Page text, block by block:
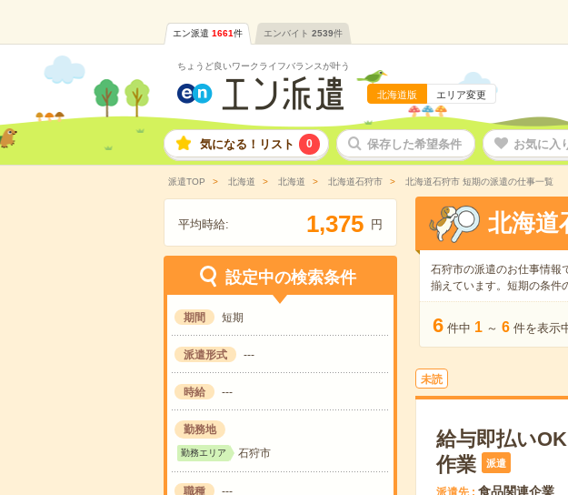
エン派遣 1661件 エンバイト 2539件
ちょうど良いワークライフバランスが叶う
北海道版 エリア変更
気になる！リスト 0 保存した希望条件 お気に入
派遣TOP 北海道 北海道 北海道石狩市 北海道石狩市 短期の派遣の仕事一覧
平均時給: 1,375 円
設定中の検索条件
期間 短期
派遣形式 ---
時給 ---
勤務地
勤務エリア 石狩市
職種 ---
北海道
石狩市の派遣のお仕事情報
揃えています。短期の条件
6 件中 1 ～ 6 件を表示
未読
給与即払い
作業
派遣
派遣先 食品関連企業